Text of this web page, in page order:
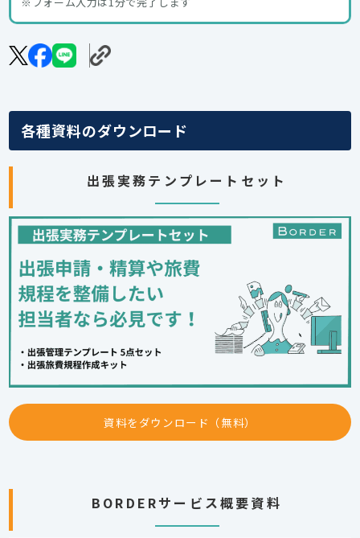
各種資料のダウンロード
出張実務テンプレートセット
資料をダウンロード（無料）
BORDERサービス概要資料